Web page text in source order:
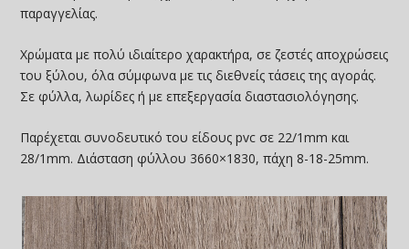
παραγγελίας.
Χρώματα με πολύ ιδιαίτερο χαρακτήρα, σε ζεστές αποχρώσεις
του ξύλου, όλα σύμφωνα με τις διεθνείς τάσεις της αγοράς.
Σε φύλλα, λωρίδες ή με επεξεργασία διαστασιολόγησης.
Παρέχεται συνοδευτικό του είδους pvc σε 22/1mm και
28/1mm. Διάσταση φύλλου 3660×1830, πάχη 8-18-25mm.